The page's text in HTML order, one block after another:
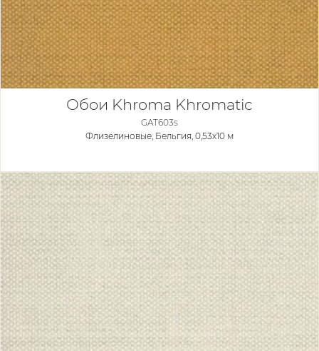
Обои Khroma Khromatic
GAT603s
Флизелиновые, Бельгия, 0,53x10 м